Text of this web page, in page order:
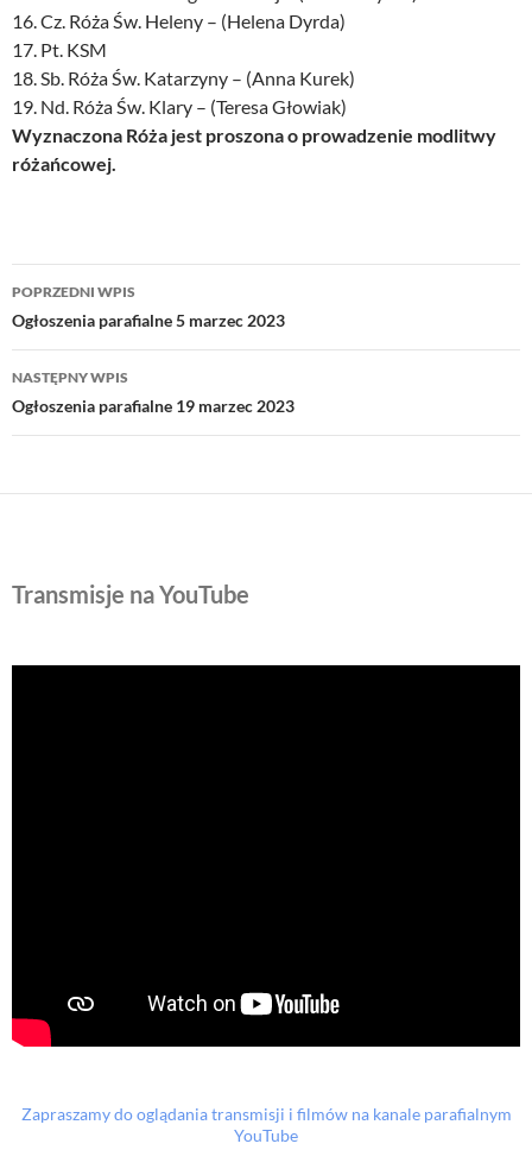
16. Cz. Róża Św. Heleny – (Helena Dyrda)
17. Pt. KSM
18. Sb. Róża Św. Katarzyny – (Anna Kurek)
19. Nd. Róża Św. Klary – (Teresa Głowiak)
Wyznaczona Róża jest proszona o prowadzenie modlitwy
różańcowej.
Nawigacja
wpisu
POPRZEDNI WPIS
Ogłoszenia parafialne 5 marzec 2023
NASTĘPNY WPIS
Ogłoszenia parafialne 19 marzec 2023
Transmisje na YouTube
Zapraszamy do oglądania transmisji i filmów na kanale parafialnym
YouTube